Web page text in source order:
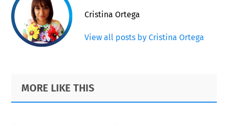
Cristina Ortega
View all posts by Cristina Ortega
Primary
Sidebar
Footer
MORE LIKE THIS